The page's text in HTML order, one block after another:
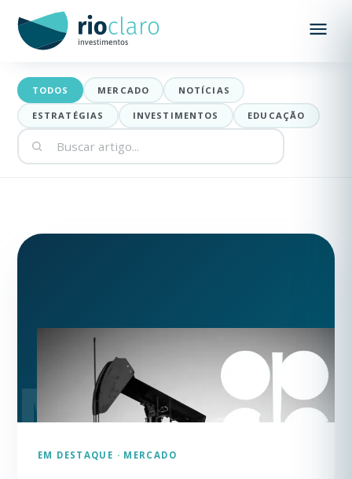
TODOS MERCADO NOTÍCIAS
ESTRATÉGIAS INVESTIMENTOS EDUCAÇÃO
EM DESTAQUE · MERCADO